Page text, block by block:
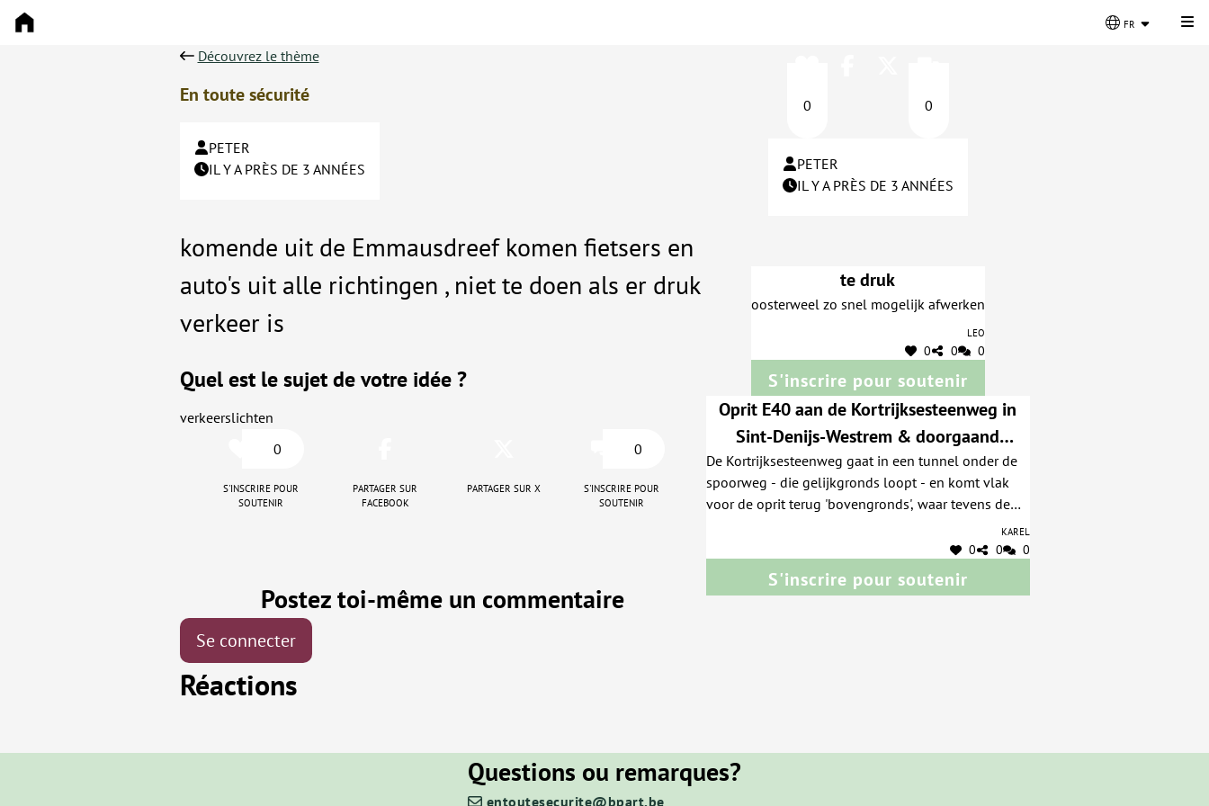
fr
Découvrez le thème
En toute sécurité
PETER
IL Y A PRÈS DE 3 ANNÉES
komende uit de Emmausdreef komen fietsers en
auto's uit alle richtingen , niet te doen als er druk
verkeer is
Quel est le sujet de votre idée ?
verkeerslichten
0
S'inscrire pour
soutenir
Partager sur
Facebook
Partager sur X
0
S'inscrire pour
soutenir
Postez toi-même un commentaire
Se connecter
Réactions
0 0
PETER
IL Y A PRÈS DE 3 ANNÉES
te druk
oosterweel zo snel mogelijk afwerken
Leo
0 0 0
S'inscrire pour soutenir
Oprit E40 aan de Kortrijksesteenweg in
Sint-Denijs-Westrem & doorgaand
verkeer door de dorpskern van SDW.
De Kortrijksesteenweg gaat in een tunnel onder de
spoorweg - die gelijkgronds loopt - en komt vlak
voor de oprit terug 'bovengronds', waar tevens de
smalle - uitweg richting Gent van het industrieel
terrein 'Poortakker'. Er komen dagelijks honderden
schoolkinderen per fiets langs deze gevaarlijke
als de oprit van de E40 en de uitweg van het
Industrieterrein en de wijk op uitkomen.
Karel
0 0 0
S'inscrire pour soutenir
Questions ou remarques?
entoutesecurite@bpart.be